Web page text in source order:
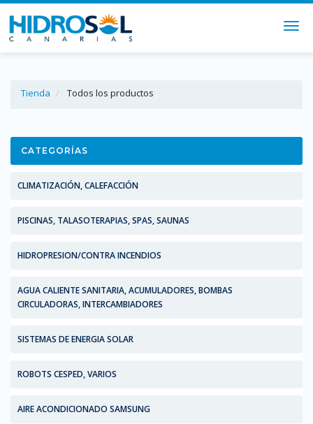
Tienda Todos los productos
CATEGORÍAS
CLIMATIZACIÓN, CALEFACCIÓN
PISCINAS, TALASOTERAPIAS, SPAS, SAUNAS
HIDROPRESION/CONTRA INCENDIOS
AGUA CALIENTE SANITARIA, ACUMULADORES, BOMBAS
CIRCULADORAS, INTERCAMBIADORES
SISTEMAS DE ENERGIA SOLAR
ROBOTS CESPED, VARIOS
AIRE ACONDICIONADO SAMSUNG